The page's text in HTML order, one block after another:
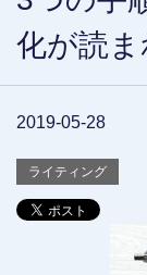
化が読
2019-05-28
ライティング